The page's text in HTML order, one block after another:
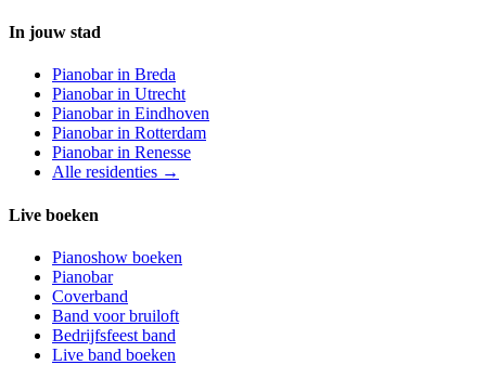
In jouw stad
Pianobar in Breda
Pianobar in Utrecht
Pianobar in Eindhoven
Pianobar in Rotterdam
Pianobar in Renesse
Alle residenties →
Live boeken
Pianoshow boeken
Pianobar
Coverband
Band voor bruiloft
Bedrijfsfeest band
Live band boeken